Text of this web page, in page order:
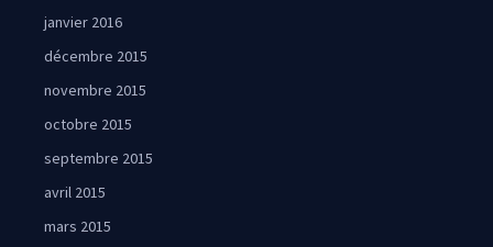
janvier 2016
décembre 2015
novembre 2015
octobre 2015
septembre 2015
avril 2015
mars 2015